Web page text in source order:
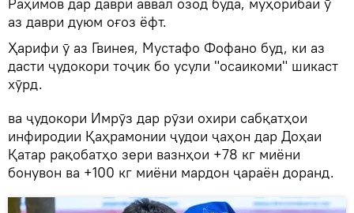
аз даври дуюм оғоз ёфт.
Ҳарифи ӯ аз Гвинея, Мустафо Фофано буд, ки аз
дасти ҷудокори тоҷик бо усули "осаикоми" шикаст
хӯрд.
ва ҷудокори Имрӯз дар рӯзи охири сабқатҳои
инфиродии Қаҳрамонии ҷудои ҷаҳон дар Доҳаи
Қатар рақобатҳо зери вазнҳои +78 кг миёни
бонувон ва +100 кг миёни мардон ҷараён доранд.